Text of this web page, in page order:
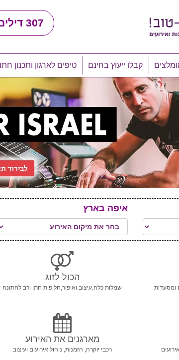
307
קבלו ייעוץ בחינם טיפים לארגון ותכנון
איפה בארץ
ומסעדות
הכול לזוג
שמלות כלה,עיצוב ואיפור,חליפות חתן ורב לחתונה
מארגנים את האירוע
רכבי יוקרה, הזמנות, ניהול אירועים ועיצוב